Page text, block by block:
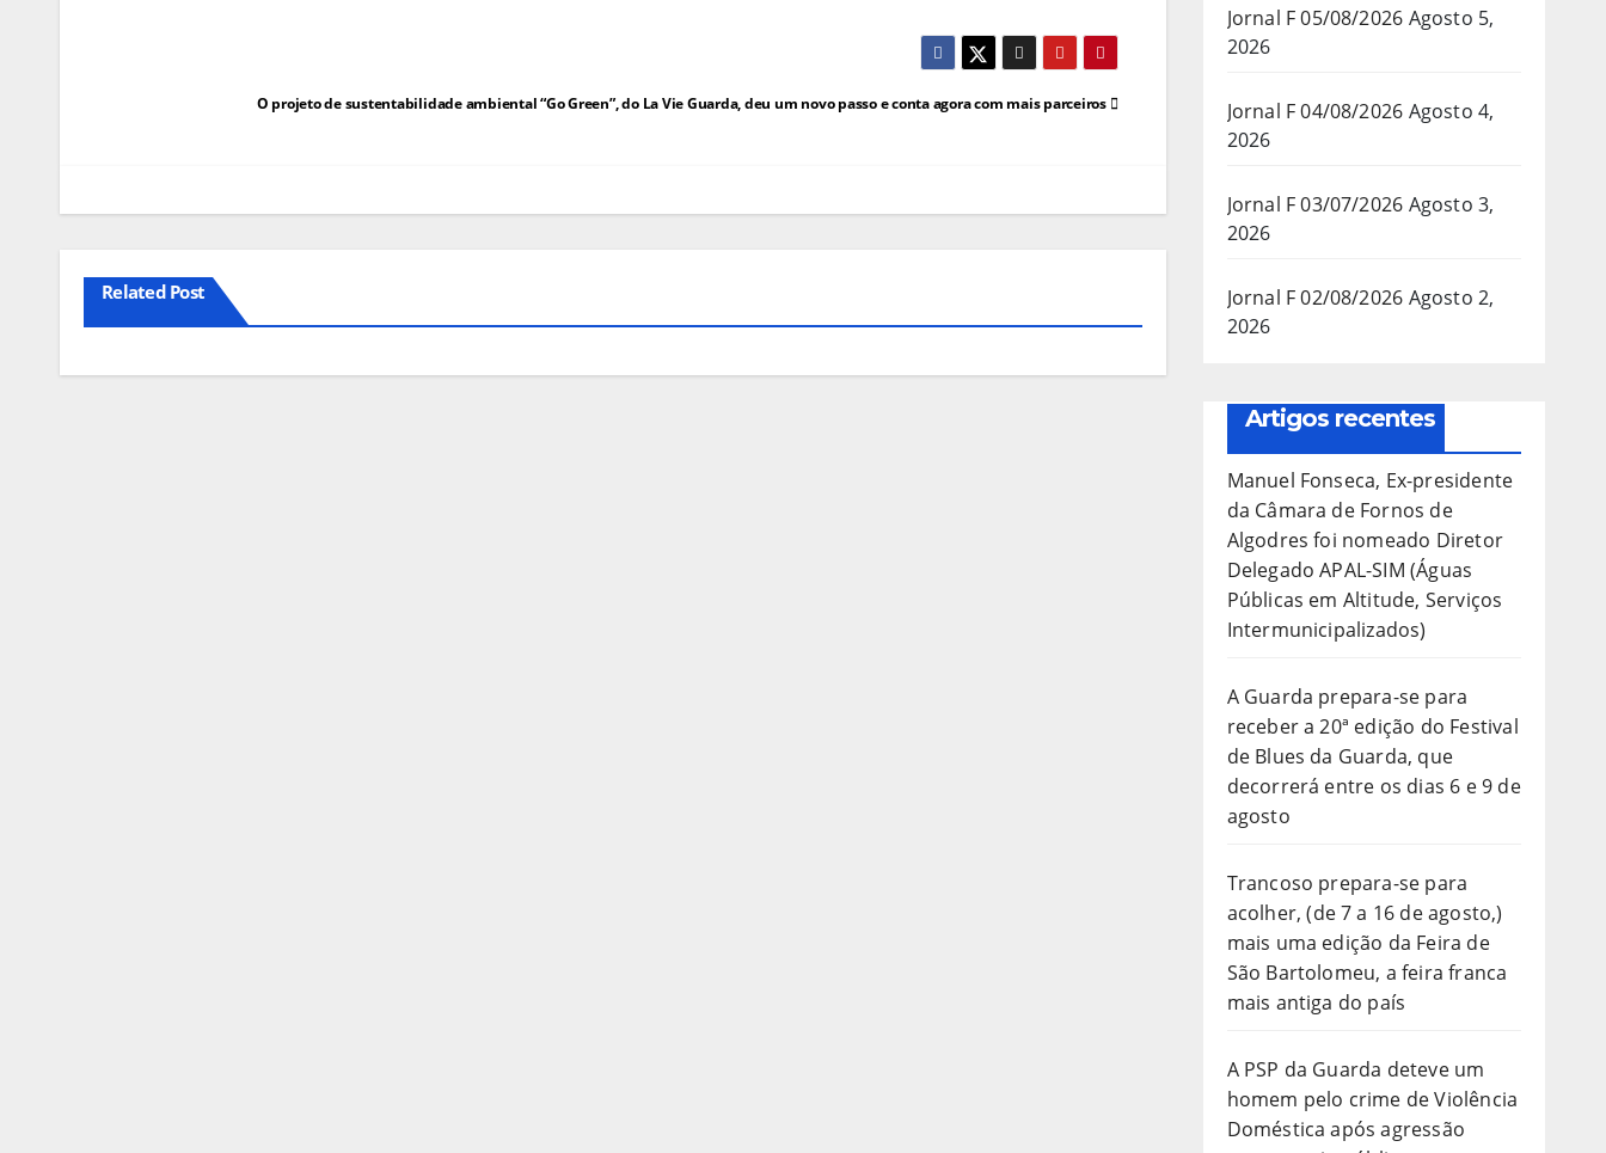
NavegaçãoO projeto de sustentabilidade ambiental “Go Green”, do La Vie Guarda, deu um novo passo e conta agora com mais parceiros
Related Post
Jornal F 05/08/2026 Agosto 5,
2026
Jornal F 04/08/2026 Agosto 4,
2026
Jornal F 03/07/2026 Agosto 3,
2026
Jornal F 02/08/2026 Agosto 2,
2026
Artigos recentes
Manuel Fonseca, Ex-presidente
da Câmara de Fornos de
Algodres foi nomeado Diretor
Delegado APAL-SIM (Águas
Públicas em Altitude, Serviços
Intermunicipalizados)
A Guarda prepara-se para
receber a 20ª edição do Festival
de Blues da Guarda, que
decorrerá entre os dias 6 e 9 de
agosto
Trancoso prepara-se para
acolher, (de 7 a 16 de agosto,)
mais uma edição da Feira de
São Bartolomeu, a feira franca
mais antiga do país
A PSP da Guarda deteve um
homem pelo crime de Violência
Doméstica após agressão